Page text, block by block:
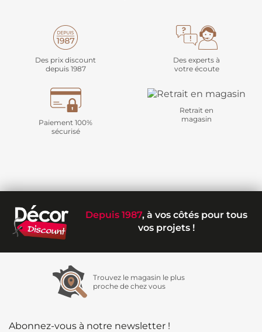
Des prix discount
depuis 1987
Des experts à
votre écoute
Paiement 100%
sécurisé
Retrait en
magasin
Depuis 1987, à vos côtés pour tous
vos projets !
Trouvez le magasin le plus
proche de chez vous
Abonnez-vous à notre newsletter !